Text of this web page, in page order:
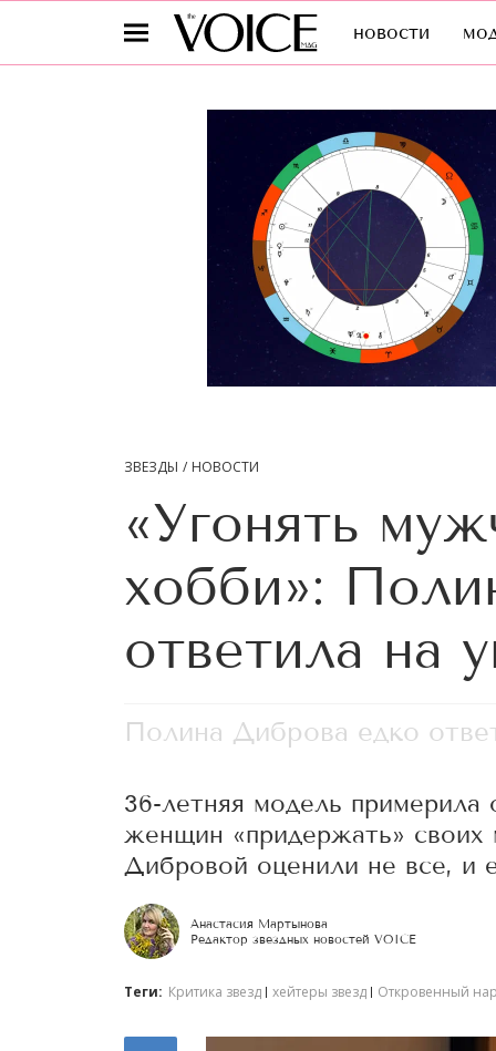
новости
ЗВЕЗДЫ НОВОСТИ
«Угонять
хобби»:
ответила на
Полина Диброва едко
36-летняя модель примерила
женщин «придержать»
Дибровой оценили не все, и
Анастасия Мартынова
Редактор звездных новостей VOICE
Теги: Критика звезд хейтеры звезд Откровенный